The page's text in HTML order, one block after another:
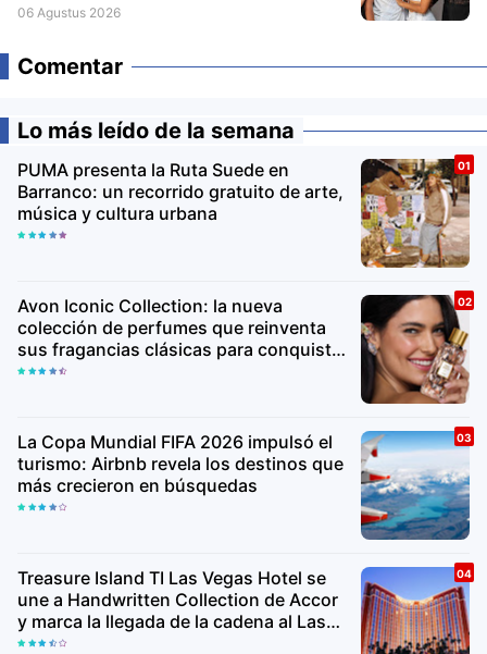
06 Agustus 2026
Comentar
Lo más leído de la semana
PUMA presenta la Ruta Suede en
Barranco: un recorrido gratuito de arte,
música y cultura urbana
Avon Iconic Collection: la nueva
colección de perfumes que reinventa
sus fragancias clásicas para conquistar
nuevas generaciones
La Copa Mundial FIFA 2026 impulsó el
turismo: Airbnb revela los destinos que
más crecieron en búsquedas
Treasure Island TI Las Vegas Hotel se
une a Handwritten Collection de Accor
y marca la llegada de la cadena al Las
Vegas Strip